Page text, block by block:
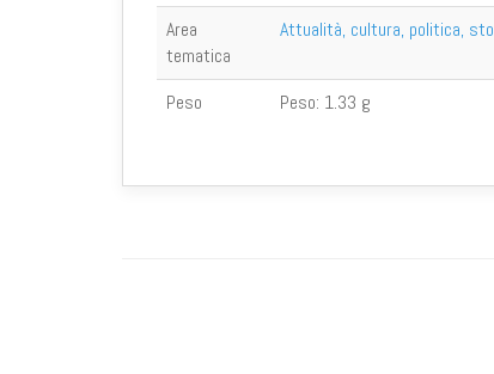
Area
tematica
Attualità, cultura, politica,
Peso Peso: 1.33 g